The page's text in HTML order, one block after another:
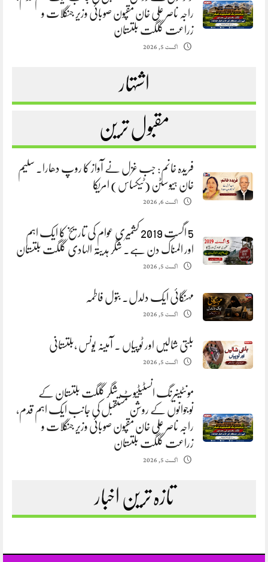
راجہ ناصر علی خان مقپون صوبائی وزیر جنگلات و
زراعت گلگت بلتستان
اگست 5, 2026
اشتہار
مقبول ترین
فریدہ خانم: جب غزل نے آواز کا روپ دھارا. سلیم
خان ہیوسٹن (ٹیکساس) امریکا
اگست 6, 2026
5 اگست 2019 کشمیری عوام کی تاریخ کا ایک اہم
اور المناک دن ہے. شگر ہدیتہ الہادی گلگت بلتستان
اگست 5, 2026
مہنگائی ایک دلدل. بتول فاطمہ
اگست 5, 2026
بلتی شالیں اور ٹوپیاں . آمینہ یونس ،بلتستانی
اگست 5, 2026
مونٹینیرنگ انسٹیٹیوٹ شگر گلگت بلتستان کے
نوجوانوں کے روشن مستقبل کی جانب ایک اہم قدم،
راجہ ناصر علی خان مقپون صوبائی وزیر جنگلات و
زراعت گلگت بلتستان
اگست 5, 2026
تازہ ترین اخبار